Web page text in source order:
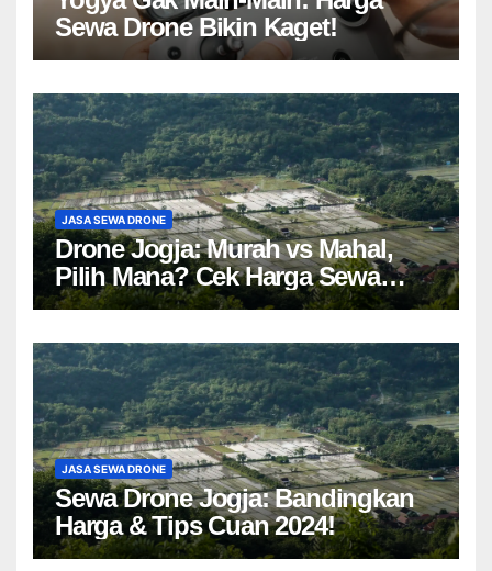
Sewa Drone Bikin Kaget!
JASA SEWA DRONE
Drone Jogja: Murah vs Mahal,
Pilih Mana? Cek Harga Sewa
Drone Yogyakarta!
JASA SEWA DRONE
Sewa Drone Jogja: Bandingkan
Harga & Tips Cuan 2024!